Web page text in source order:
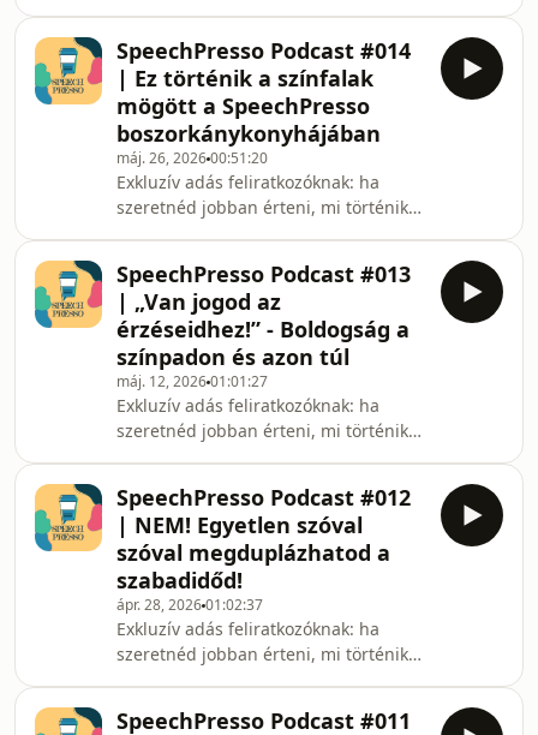
emberekről beszélgetün
amikor a legnagyobb szükség lenne
egyértelmű és egyenes mondatra?
Ebben az adásban a magyar
celebvilág emlékezetes
bocsánatkéréseit és
kríziskommunikációs baklövéseit
vesszük górcső alá. Szó lesz Schobert
Norbi „döngő léptű” feleségekről
szóló elhíresült nyilatkozat
SpeechPresso Podcast #014
| Ez történik a színfalak
mögött a SpeechPresso
boszorkánykonyhájában
máj. 26, 202600:51:20
Exkluzív adás feliratkozóknak: ha
szeretnéd jobban érteni, mi történik
lámpaláz kezeléséhez, nézd meg ezt a
különkiadást:🔗
https://www.speechpresso.com/lampalaz-
podcast-exkluzivAzt hiszed, a jó
beszélőnek születni kell? Akkor van
egy jó hírünk: ez akkora tévhit, mint
hogy a koffeinmentes kávé tényleg
kávé!Ebben az adásban megfor
SpeechPresso Podcast #013
| „Van jogod az
érzéseidhez!” - Boldogság a
színpadon és azon túl
máj. 12, 202601:01:27
Exkluzív adás feliratkozóknak: ha
szeretnéd jobban érteni, mi történik
lámpaláz kezeléséhez, nézd meg ezt a
különkiadást:🔗
https://www.speechpresso.com/lampalaz-
podcast-exkluzivEleged van az üres
„légy boldog” klisékből, és végre
megértenéd, miért fagysz le a
megfelelési kényszertől, ha mások
előtt kell beszélned?Ebben az epizód
SpeechPresso Podcast #012
| NEM! Egyetlen szóval
szóval megduplázhatod a
szabadidőd!
ápr. 28, 202601:02:37
Exkluzív adás feliratkozóknak: ha
szeretnéd jobban érteni, mi történik
lámpaláz kezeléséhez, nézd meg ezt a
SpeechPresso Podcast #011